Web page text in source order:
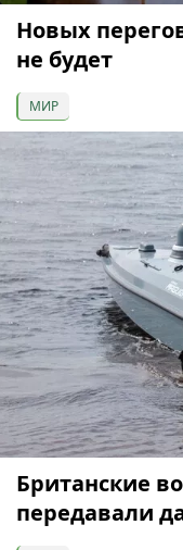
Новых
не будет
МИР
Британские
передавали